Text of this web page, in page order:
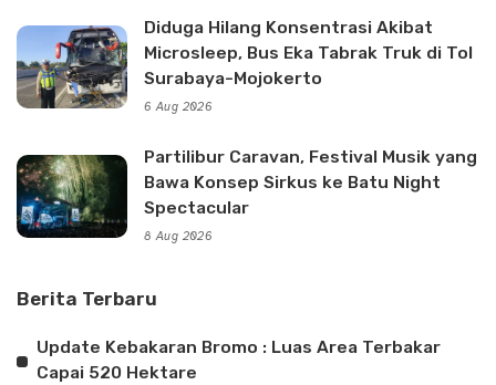
Diduga Hilang Konsentrasi Akibat
Microsleep, Bus Eka Tabrak Truk di Tol
Surabaya-Mojokerto
6 Aug 2026
Partilibur Caravan, Festival Musik yang
Bawa Konsep Sirkus ke Batu Night
Spectacular
8 Aug 2026
Berita Terbaru
Update Kebakaran Bromo : Luas Area Terbakar
Capai 520 Hektare